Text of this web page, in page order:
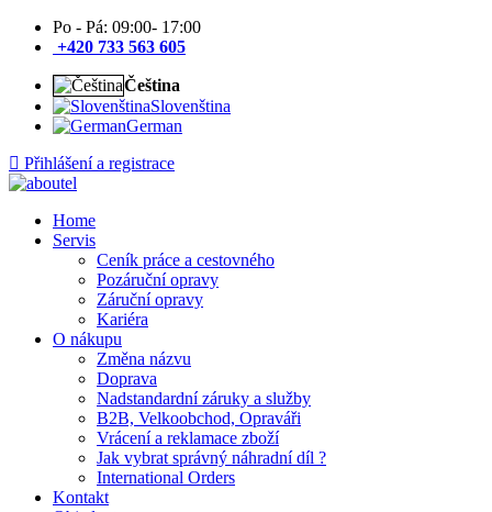
Po - Pá: 09:00- 17:00
+420 733 563 605
Čeština
Slovenština
German
Přihlášení a registrace
Home
Servis
Ceník práce a cestovného
Pozáruční opravy
Záruční opravy
Kariéra
O nákupu
Změna názvu
Doprava
Nadstandardní záruky a služby
B2B, Velkoobchod, Opraváři
Vrácení a reklamace zboží
Jak vybrat správný náhradní díl ?
International Orders
Kontakt